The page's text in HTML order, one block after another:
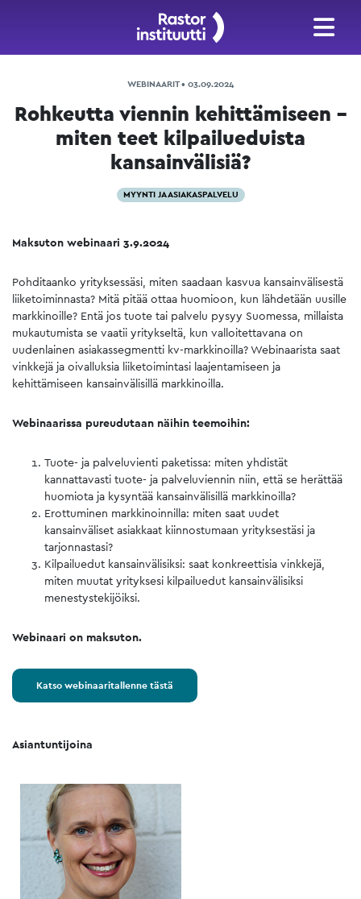
WEBINAARIT • 03.09.2024
Rohkeutta viennin kehittämiseen –
miten teet kilpailueduista
kansainvälisiä?
MYYNTI JA ASIAKASPALVELU
Maksuton webinaari 3.9.2024
Pohditaanko yrityksessäsi, miten saadaan kasvua kansainvälisestä
liiketoiminnasta? Mitä pitää ottaa huomioon, kun lähdetään uusille
markkinoille? Entä jos tuote tai palvelu pysyy Suomessa, millaista
mukautumista se vaatii yritykseltä, kun valloitettavana on
uudenlainen asiakassegmentti kv-markkinoilla? Webinaarista saat
vinkkejä ja oivalluksia liiketoimintasi laajentamiseen ja
kehittämiseen kansainvälisillä markkinoilla.
Webinaarissa pureudutaan näihin teemoihin:
Tuote- ja palveluvienti paketissa: miten yhdistät
kannattavasti tuote- ja palveluviennin niin, että se herättää
huomiota ja kysyntää kansainvälisillä markkinoilla?
Erottuminen markkinoinnilla: miten saat uudet
kansainväliset asiakkaat kiinnostumaan yrityksestäsi ja
tarjonnastasi?
Kilpailuedut kansainvälisiksi: saat konkreettisia vinkkejä,
miten muutat yrityksesi kilpailuedut kansainvälisiksi
menestystekijöiksi.
Webinaari on maksuton.
Katso webinaaritallenne tästä
Asiantuntijoina